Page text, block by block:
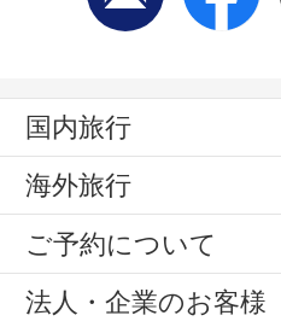
国内旅行
海外旅行
ご予約について
法人・企業のお客様